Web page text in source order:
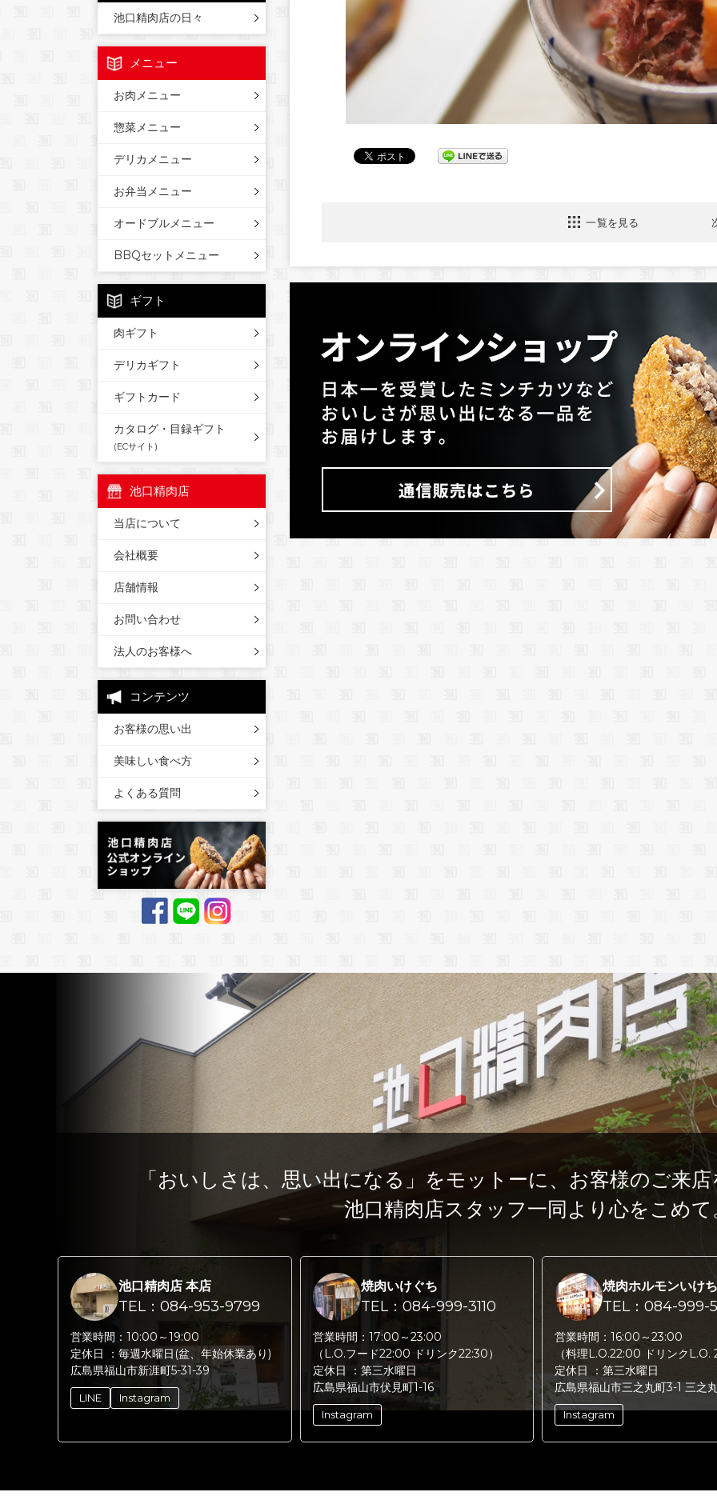
一覧を見る
池口精肉店の日々
メニュー
お肉メニュー
惣菜メニュー
デリカメニュー
お弁当メニュー
オードブルメニュー
BBQセットメニュー
ギフト
肉ギフト
デリカギフト
ギフトカード
カタログ・目録ギフト
(ECサイト)
池口精肉店
当店について
会社概要
店舗情報
お問い合わせ
法人のお客様へ
コンテンツ
お客様の思い出
美味しい食べ方
よくある質問
「おいしさは、思い出になる」をモットーに、 お客様のご来
池口精肉店スタッフ一同より心をこめて
池口精肉店 本店
TEL：084-953-9799
営業時間： 10:00～19:00
定休日 ： 毎週水曜日(盆、年始休業あり)
広島県福山市新涯町5-31-39
LINE Instagram
焼肉いけぐち
TEL：084-999-3110
営業時間： 17:00～23:00
（L.O.フード22:00 ドリンク22:30）
定休日 ： 第三水曜日
広島県福山市伏見町1-16
Instagram
焼肉ホルモンいけ
TEL：084-999-
営業時間： 16:00～23:00
（料理L.O.22:00 ドリンクL.O.
定休日 ： 第三水曜日
広島県福山市三之丸町3-1 三之
Instagram